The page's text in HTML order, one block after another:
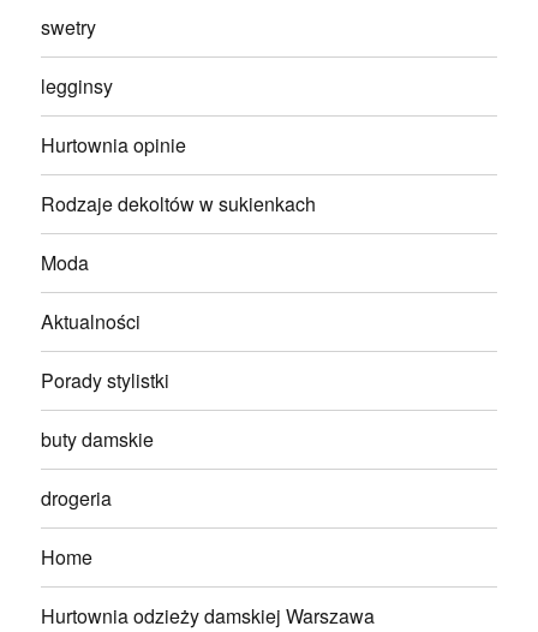
swetry
legginsy
Hurtownia opinie
Rodzaje dekoltów w sukienkach
Moda
Aktualności
Porady stylistki
buty damskie
drogeria
Home
Hurtownia odzieży damskiej Warszawa